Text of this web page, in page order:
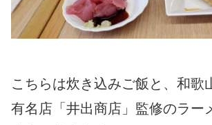
こちらは炊き込みご飯と、和歌
有名店「井出商店」監修のラー